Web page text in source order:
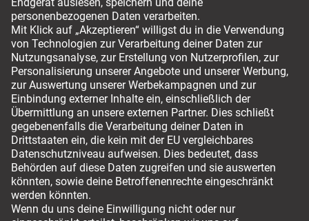
Bezahlmethoden
Versandmöglichkeiten
Für ihren sicheren Einkauf